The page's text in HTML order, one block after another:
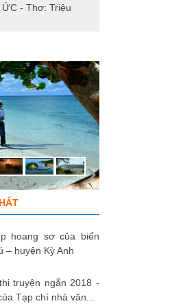
ĐỒNG ĐỘI ƠI, CÁC ANH ĐÃ
TRỞ VỀ!
ỨC - Thơ: Triệu
hoang sơ của biển
– huyện Kỳ Anh
truyện ngắn 2018 -
Tạp chí nhà văn...